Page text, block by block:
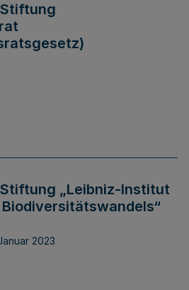
„Leibniz-Institut
2023